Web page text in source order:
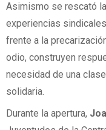
Asimismo se rescató
experiencias
frente a la
odio, construyen
necesidad de una
solidaria.
Durante la apertura,